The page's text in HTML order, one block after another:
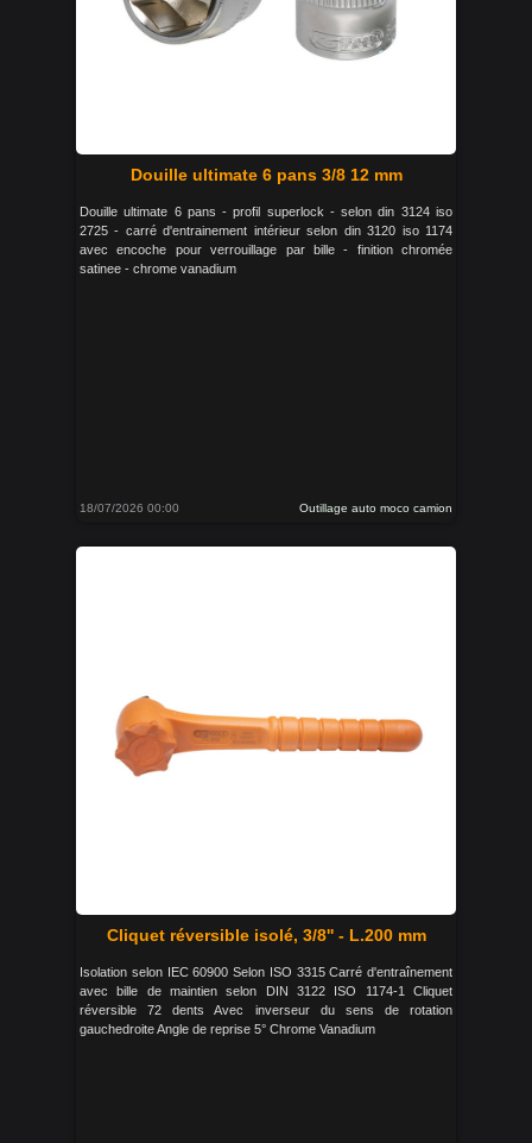
Douille ultimate 6 pans 3/8 12 mm
Douille ultimate 6 pans - profil superlock - selon din 3124 iso
2725 - carré d'entrainement intérieur selon din 3120 iso 1174
avec encoche pour verrouillage par bille - finition chromée
satinee - chrome vanadium
18/07/2026 00:00 Outillage auto moco camion
Cliquet réversible isolé, 3/8'' - L.200 mm
Isolation selon IEC 60900 Selon ISO 3315 Carré d'entraînement
avec bille de maintien selon DIN 3122 ISO 1174-1 Cliquet
réversible 72 dents Avec inverseur du sens de rotation
gauchedroite Angle de reprise 5° Chrome Vanadium